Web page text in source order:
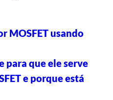
MOSFET usando
para que ele serve
e porque está